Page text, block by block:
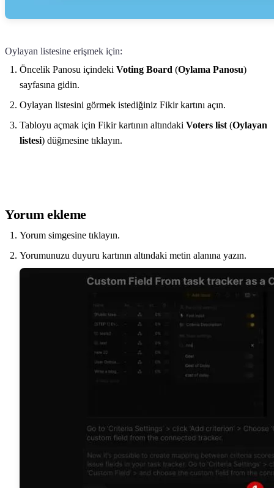
Oylayan listesine erişmek için:
Öncelik Panosu içindeki Voting Board (Oylama Panosu)
sayfasına gidin.
Oylayan listesini görmek istediğiniz Fikir kartını açın.
Tabloyu açmak için Fikir kartının altındaki Voters list (Oylayan
listesi) düğmesine tıklayın.
Yorum ekleme
Yorum simgesine tıklayın.
Yorumunuzu duyuru kartının altındaki metin alanına yazın.